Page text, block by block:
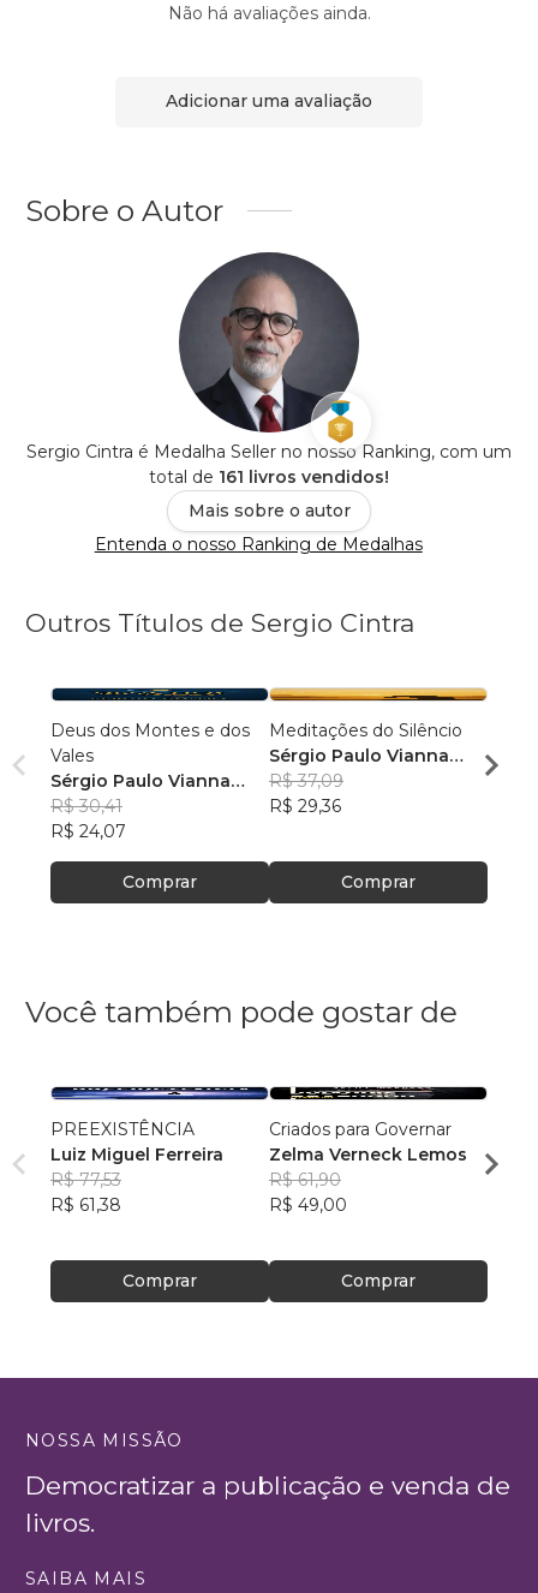
Não há avaliações ainda.
Adicionar uma avaliação
Sobre o Autor
Sergio Cintra é Medalha Seller no nosso Ranking, com um
total de 161 livros vendidos!
Mais sobre o autor
Entenda o nosso Ranking de Medalhas
Outros Títulos de Sergio Cintra
Deus dos Montes e dos
Vales
Sérgio Paulo Vianna
Cintra
R$ 30,41
R$ 24,07
Comprar
Meditações do Silêncio
Sérgio Paulo Vianna
Cintra
R$ 37,09
R$ 29,36
Comprar
R$
Você também pode gostar de
PREEXISTÊNCIA
Luiz Miguel Ferreira
R$ 77,53
R$ 61,38
Comprar
Criados para Governar
Zelma Verneck Lemos
R$ 61,90
R$ 49,00
Comprar
R$
NOSSA MISSÃO
Democratizar a publicação e venda de
livros.
SAIBA MAIS